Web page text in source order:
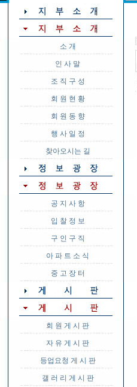
소 개
인 사 말
조 직 구 성
회 원 현 황
회 원 동 향
행 사 일 정
찾아오시는 길
공 지 사 항
입 찰 정 보
구 인 구 직
아 파 트 소 식
중 고 장 터
회 원 게 시 판
자 유 게 시 판
등업요청 게 시 판
갤 러 리 게 시 판